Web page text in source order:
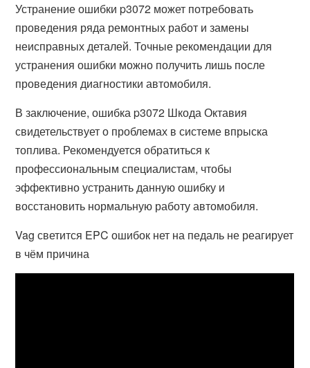
Устранение ошибки p3072 может потребовать
проведения ряда ремонтных работ и замены
неисправных деталей. Точные рекомендации для
устранения ошибки можно получить лишь после
проведения диагностики автомобиля.
В заключение, ошибка p3072 Шкода Октавия
свидетельствует о проблемах в системе впрыска
топлива. Рекомендуется обратиться к
профессиональным специалистам, чтобы
эффективно устранить данную ошибку и
восстановить нормальную работу автомобиля.
Vag светится EPC ошибок нет на педаль не реагирует
в чём причина